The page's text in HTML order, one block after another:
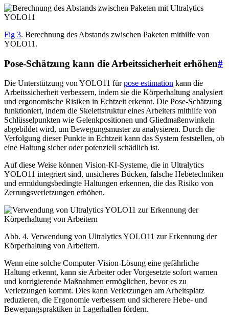
Fig 3. Berechnung des Abstands zwischen Paketen mithilfe von
YOLO11.
Pose-Schätzung kann die Arbeitssicherheit erhöhen#
Die Unterstützung von YOLO11 fürpose estimation kann die
Arbeitssicherheit verbessern, indem sie die Körperhaltung analysiert
und ergonomische Risiken in Echtzeit erkennt. Die Pose-Schätzung
funktioniert, indem die Skelettstruktur eines Arbeiters mithilfe von
Schlüsselpunkten wie Gelenkpositionen und Gliedmaßenwinkeln
abgebildet wird, um Bewegungsmuster zu analysieren. Durch die
Verfolgung dieser Punkte in Echtzeit kann das System feststellen, ob
eine Haltung sicher oder potenziell schädlich ist.
Auf diese Weise können Vision-KI-Systeme, die in Ultralytics
YOLO11 integriert sind, unsicheres Bücken, falsche Hebetechniken
und ermüdungsbedingte Haltungen erkennen, die das Risiko von
Zerrungsverletzungen erhöhen.
Abb. 4. Verwendung von Ultralytics YOLO11 zur Erkennung der
Körperhaltung von Arbeitern.
Wenn eine solche Computer-Vision-Lösung eine gefährliche
Haltung erkennt, kann sie Arbeiter oder Vorgesetzte sofort warnen
und korrigierende Maßnahmen ermöglichen, bevor es zu
Verletzungen kommt. Dies kann Verletzungen am Arbeitsplatz
reduzieren, die Ergonomie verbessern und sicherere Hebe- und
Bewegungspraktiken in Lagerhallen fördern.